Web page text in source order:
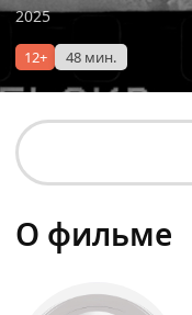
2025
12+ 48 мин.
О фильме